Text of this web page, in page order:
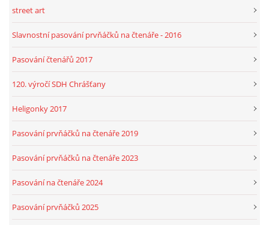
street art
Slavnostní pasování prvňáčků na čtenáře - 2016
Pasování čtenářů 2017
120. výročí SDH Chrášťany
Heligonky 2017
Pasování prvňáčků na čtenáře 2019
Pasování prvňáčků na čtenáře 2023
Pasování na čtenáře 2024
Pasování prvňáčků 2025